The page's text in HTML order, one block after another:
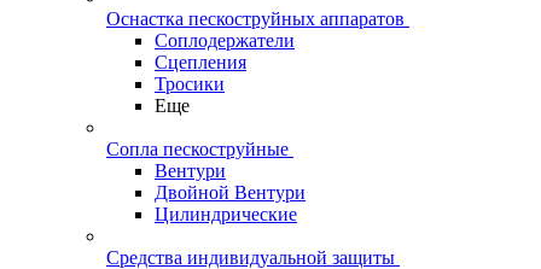
Оснастка пескоструйных аппаратов
Соплодержатели
Сцепления
Тросики
Еще
Сопла пескоструйные
Вентури
Двойной Вентури
Цилиндрические
Средства индивидуальной защиты